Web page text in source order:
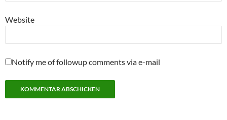
Website
Notify me of followup comments via e-mail